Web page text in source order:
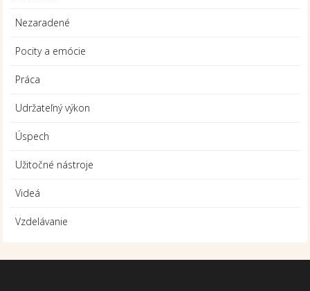
Nezaradené
Pocity a emócie
Práca
Udržateľný výkon
Úspech
Užitočné nástroje
Videá
Vzdelávanie